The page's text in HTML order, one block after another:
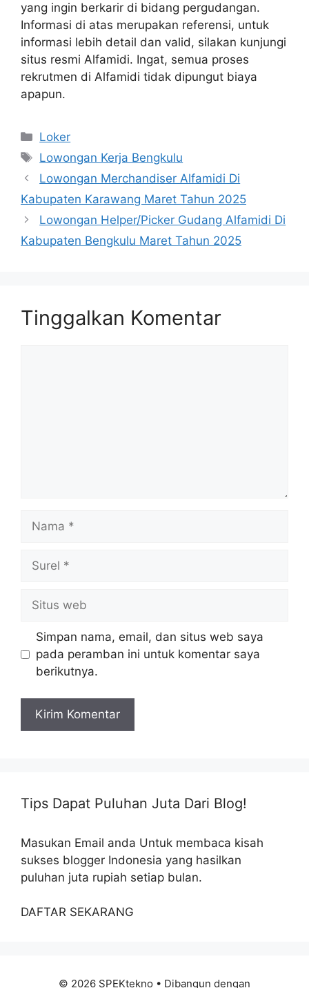
yang ingin berkarir di bidang pergudangan.
Informasi di atas merupakan referensi, untuk
informasi lebih detail dan valid, silakan kunjungi
situs resmi Alfamidi. Ingat, semua proses
rekrutmen di Alfamidi tidak dipungut biaya
apapun.
Kategori
Loker
Tag
Lowongan Kerja Bengkulu
Lowongan Merchandiser Alfamidi Di
Kabupaten Karawang Maret Tahun 2025
Lowongan Helper/Picker Gudang Alfamidi Di
Kabupaten Bengkulu Maret Tahun 2025
Tinggalkan Komentar
Nama
Surel
Situs
web
Simpan nama, email, dan situs web saya
pada peramban ini untuk komentar saya
berikutnya.
Tips Dapat Puluhan Juta Dari Blog!
Masukan Email anda Untuk membaca kisah
sukses blogger Indonesia yang hasilkan
puluhan juta rupiah setiap bulan.
DAFTAR SEKARANG
© 2026 SPEKtekno • Dibangun dengan